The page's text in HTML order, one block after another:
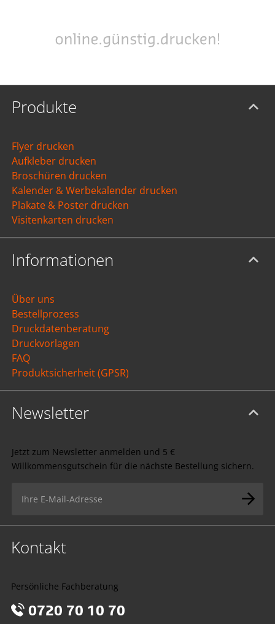
Produkte
Flyer drucken
Aufkleber drucken
Broschüren drucken
Kalender & Werbekalender drucken
Plakate & Poster drucken
Visitenkarten drucken
Informationen
Über uns
Bestellprozess
Druckdatenberatung
Druckvorlagen
FAQ
Produktsicherheit (GPSR)
Newsletter
Jetzt zum Newsletter anmelden und 5 €
Willkommensgutschein für die nächste Bestellung sichern.
Kontakt
Persönliche Fachberatung
0720 70 10 70